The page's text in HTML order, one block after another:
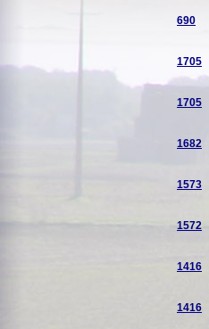
690
1705
1705
1682
1573
1572
1416
1416